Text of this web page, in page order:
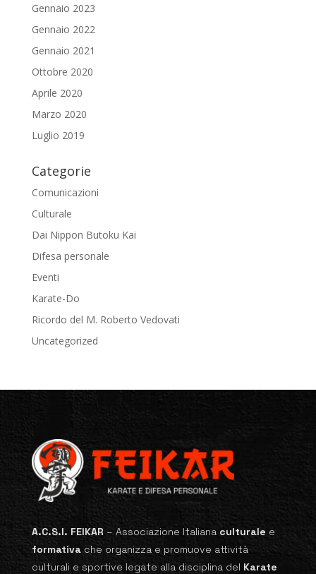
Gennaio 2023
Gennaio 2022
Gennaio 2021
Ottobre 2020
Aprile 2020
Marzo 2020
Luglio 2019
Categorie
Comunicazioni
Culturale
Dai Nippon Butoku Kai
Difesa personale
Eventi
Karate-Do
Ricordo del M. Roberto Vedovati
Uncategorized
A.C.S.I. FEIKAR – Associazione Italiana culturale e
formativache organizza e promuove attività
culturali e sportive legate alla disciplina del Karate